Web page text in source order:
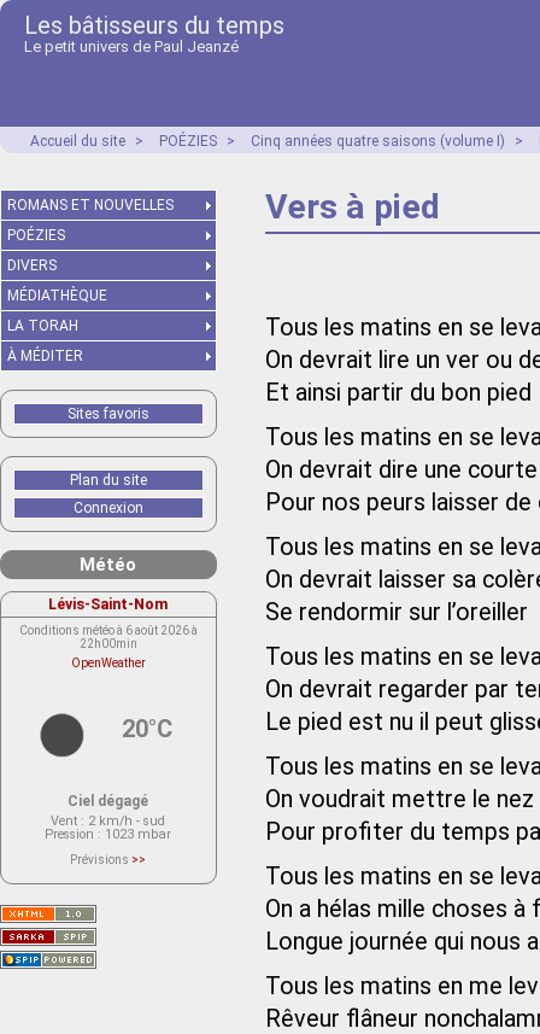
Les bâtisseurs du temps
Le petit univers de Paul Jeanzé
Accueil du site > POÉZIES > Cinq années quatre saisons (volume I) >
Vers à pied
Tous les matins en se
On devrait lire un ver ou
Et ainsi partir du bon pied
Tous les matins en se
On devrait dire une
Pour nos peurs laisser
Tous les matins en se
On devrait laisser sa
Se rendormir sur l’oreiller
Tous les matins en se
On devrait regarder par
Le pied est nu il peut
Tous les matins en se
On voudrait mettre le nez
Pour profiter du temps
Tous les matins en se
On a hélas mille choses à
Longue journée qui nous
Tous les matins en me
Rêveur flâneur
ROMANS ET NOUVELLES
POÉZIES
DIVERS
MÉDIATHÈQUE
LA TORAH
À MÉDITER
Sites favoris
Plan du site
Connexion
Météo
Lévis-Saint-Nom
Conditions météo à 6 août 2026 à
22h00min
OpenWeather
20°C
Ciel dégagé
Vent : 2 km/h - sud
Pression : 1023 mbar
Prévisions >>
actuellement aucune prévision
Saint-Nom.
Veuillez consulter le message du
service ci-dessous.
(401 - Invalid API key. Please see
https://openweathermap.org/faq#error401